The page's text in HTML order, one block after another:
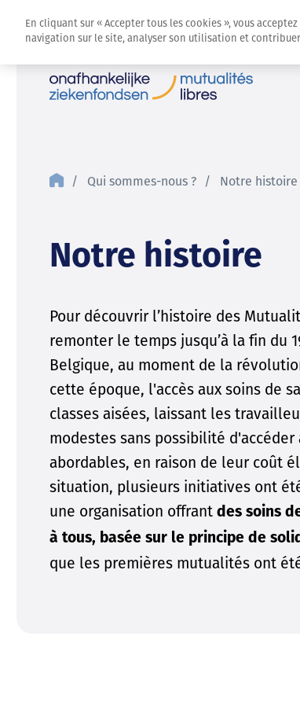
Qui sommes-nous ? Notre histoire
Notre histoire
Pour découvrir l’histoire des
remonter le temps jusqu’à la fin du
Belgique, au moment de la
cette époque, l'accès aux soins de
classes aisées, laissant les
modestes sans possibilité d'accéder
abordables, en raison de leur coût
situation, plusieurs initiatives ont
une organisation offrant des soins
à tous, basée sur le principe de
que les premières mutualités ont
En cliquant sur « Accepter tous les cookies », vous
navigation sur le site, analyser son utilisation et